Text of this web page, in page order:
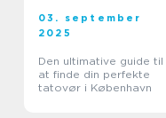
03. september
2025
Den ultimative guide til
at finde din perfekte
tatovør i København